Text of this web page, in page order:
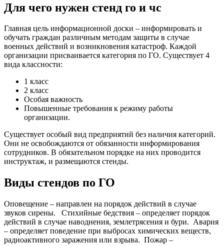
Для чего нужен стенд го и чс
Главная цель информационной доски – информировать и
обучать граждан различным методам защиты в случае
военных действий и возникновения катастроф. Каждой
организации присваивается категория по ГО. Существует 4
вида классности:
1 класс
2 класс
Особая важность
Повышенные требования к режиму работы
организации.
Существует особый вид предприятий без наличия категорий.
Они не освобождаются от обязанности информирования
сотрудников. В обязательном порядке на них проводится
инструктаж, и размещаются стенды.
Виды стендов по ГО
Оповещение – направлен на порядок действий в случае
звуков сирены.
Стихийные бедствия – определяет порядок
действий в случае наводнения, землетрясения и бури. Авария
– определяет поведение при выбросах химических веществ,
радиоактивного заражения или взрыва. Пожар –